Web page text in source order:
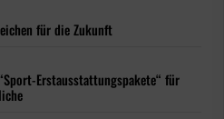
für die Zukunft
Erstausstattungspakete“ für